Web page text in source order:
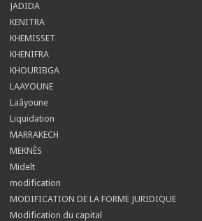
JADIDA
KENITRA
KHEMISSET
KHENIFRA
KHOURIBGA
LAAYOUNE
Laâyoune
Liquidation
MARRAKECH
MEKNÈS
Midelt
modification
MODIFICATION DE LA FORME JURIDIQUE
Modification du capital